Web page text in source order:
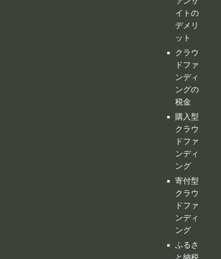
クラウ
ドファ
ンディ
購入型
クラウ
ドファ
ンディ
ング
寄付型
クラウ
ドファ
ンディ
ング
ふるさ
と納税
型クラ
ァンデ